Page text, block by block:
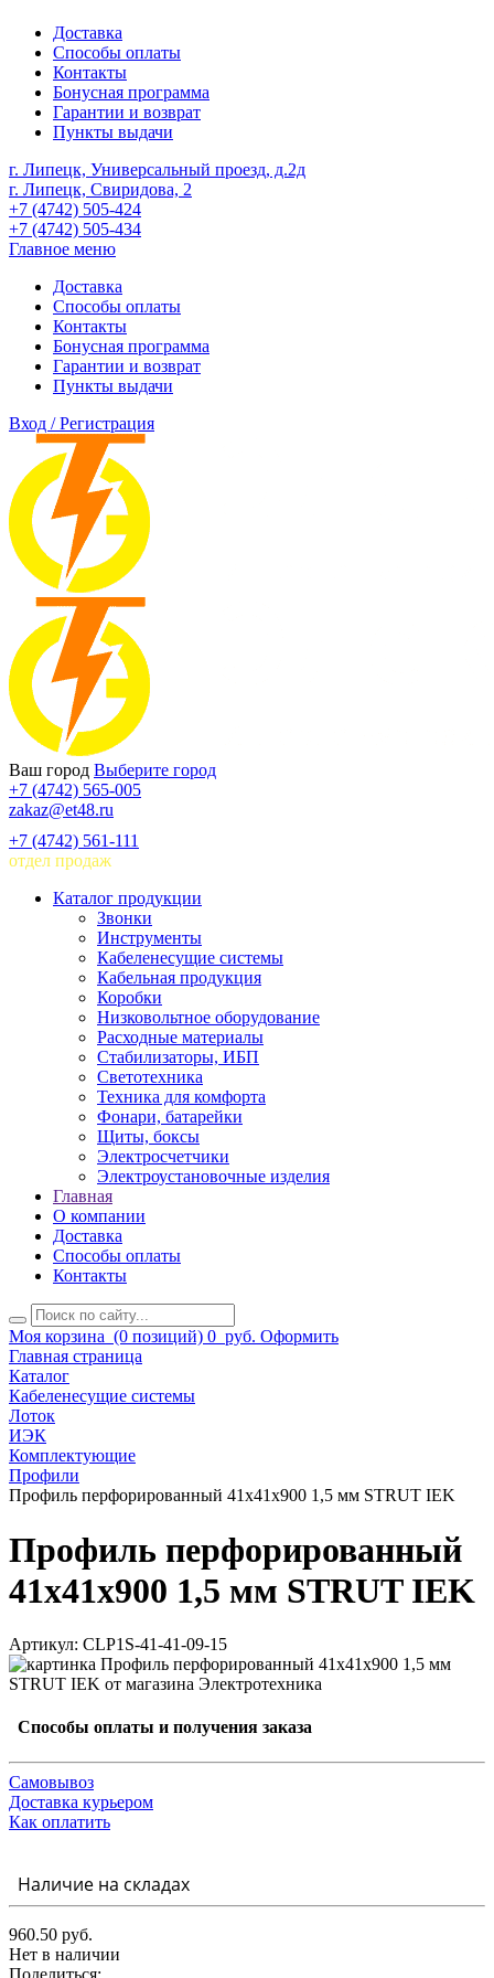
Доставка
Способы оплаты
Контакты
Бонусная программа
Гарантии и возврат
Пункты выдачи
г. Липецк, Универсальный проезд, д.2д
г. Липецк, Свиридова, 2
+7 (4742) 505-424
+7 (4742) 505-434
Главное меню
Доставка
Способы оплаты
Контакты
Бонусная программа
Гарантии и возврат
Пункты выдачи
Вход / Регистрация
Ваш город Выберите город
+7 (4742) 565-005
zakaz@et48.ru
+7 (4742) 561-111
отдел продаж
Каталог продукции
Звонки
Инструменты
Кабеленесущие системы
Кабельная продукция
Коробки
Низковольтное оборудование
Расходные материалы
Стабилизаторы, ИБП
Светотехника
Техника для комфорта
Фонари, батарейки
Щиты, боксы
Электросчетчики
Электроустановочные изделия
Главная
О компании
Доставка
Способы оплаты
Контакты
Моя корзина (0 позиций) 0 руб. Оформить
Главная страница
Каталог
Кабеленесущие системы
Лоток
ИЭК
Комплектующие
Профили
Профиль перфорированный 41х41х900 1,5 мм STRUT IEK
Профиль перфорированный
41х41х900 1,5 мм STRUT IEK
Артикул: CLP1S-41-41-09-15
Способы оплаты и получения заказа
Самовывоз
Доставка курьером
Как оплатить
Наличие на складах
960.50 руб.
Нет в наличии
Поделиться: